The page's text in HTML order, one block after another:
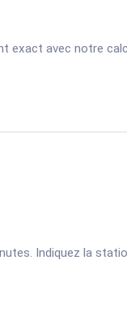
exact avec notre
Indiquez la